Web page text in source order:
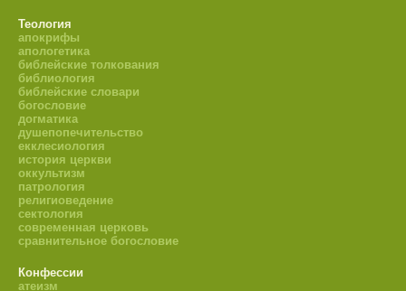
Теология
апокрифы
апологетика
библейские толкования
библиология
библейские словари
богословие
догматика
душепопечительство
екклесиология
история церкви
оккультизм
патрология
религиоведение
сектология
современная церковь
сравнительное богословие
Конфессии
атеизм